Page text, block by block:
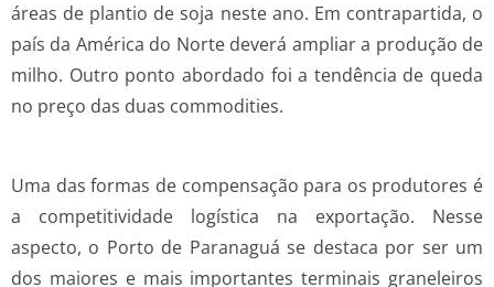
áreas de plantio de soja neste ano. Em contrapartida, o
país da América do Norte deverá ampliar a produção de
milho. Outro ponto abordado foi a tendência de queda
no preço das duas commodities.
Uma das formas de compensação para os produtores é
a competitividade logística na exportação. Nesse
aspecto, o Porto de Paranaguá se destaca por ser um
dos maiores e mais importantes terminais graneleiros